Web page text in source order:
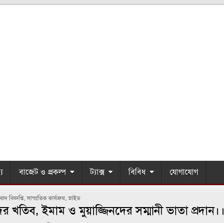
বাজেট ও প্রকল্প ট্যাক্স বিবিধ যোগাযোগ
বিজ্ঞপ্তি,সাম্প্রতিক কার্যক্রম,স্লাইড
ইমাম ও মুয়াজ্জিনদের সম্মানী ভাতা প্রদান।।